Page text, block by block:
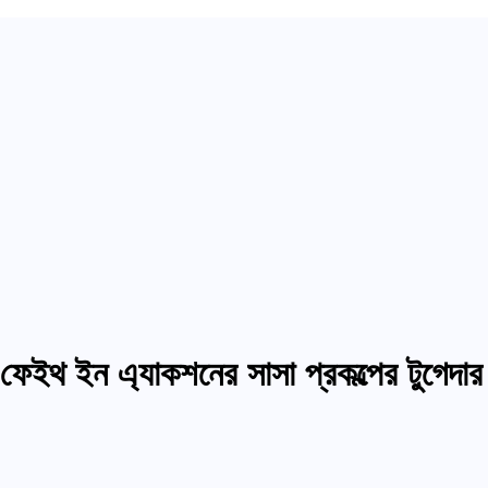
ইন এ্যাকশনের সাসা প্রকল্পের টুগেদার